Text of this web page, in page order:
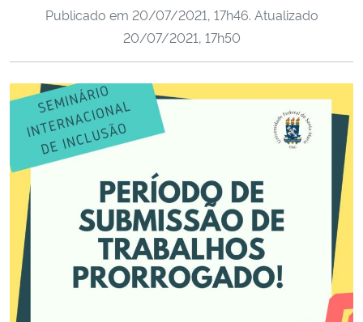
Ministério da Cidadania
Ministério de Minas e Energia
Ministério da Ciência, Tecnologia, Inovações e Comunicações
Ministério do Meio Ambiente
Ministério do Turismo
Ministério do Desenvolvimento Regional
Controladoria-Geral da União
Publicado em 20/07/2021, 17h46. Atualizado
20/07/2021, 17h50